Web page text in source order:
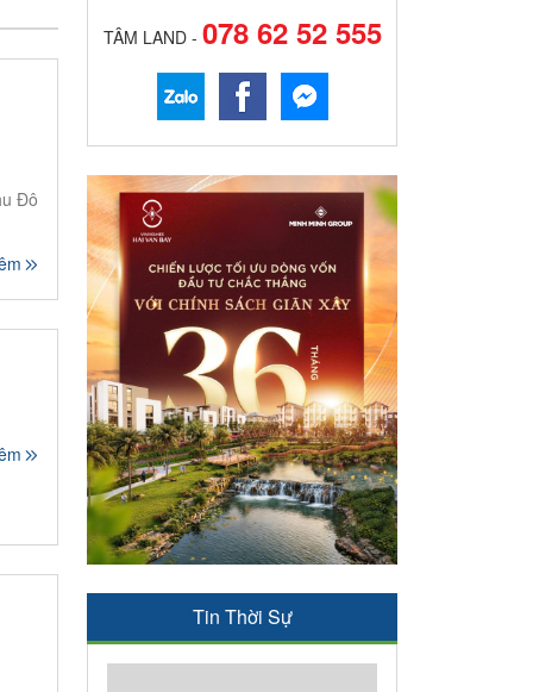
Đô
TÂM LAND - 078 62 52 555
Tin Thời Sự